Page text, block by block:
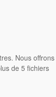
Nous offrons
de 5 fichiers